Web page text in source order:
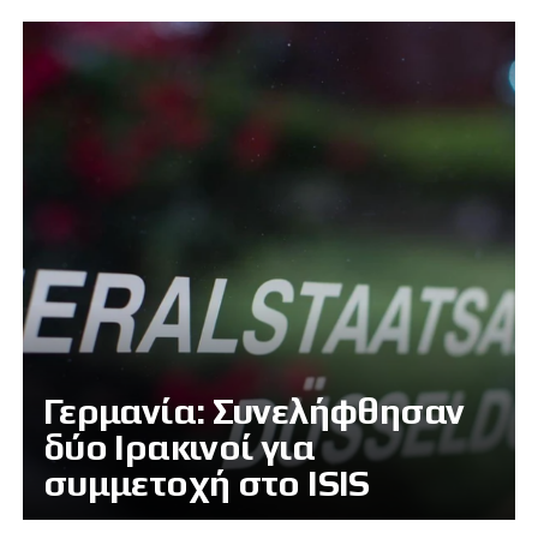
Γερμανία: Συνελήφθησαν
δύο Ιρακινοί για
συμμετοχή στο ISIS